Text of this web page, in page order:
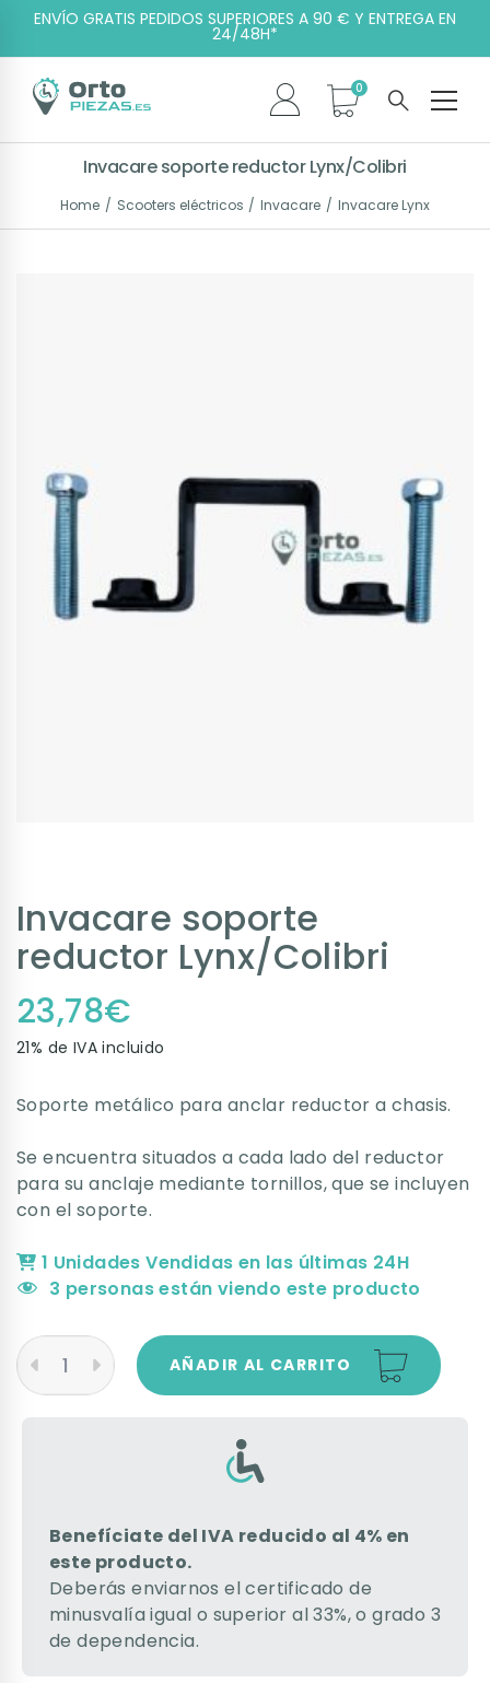
ENVÍO GRATIS PEDIDOS SUPERIORES A 90 € Y ENTREGA EN
24/48H*
Invacare soporte reductor Lynx/Colibri
Home Scooters eléctricos Invacare Invacare Lynx
Invacare soporte
reductor Lynx/Colibri
23,78€
21% de IVA incluido
Soporte metálico para anclar reductor a chasis.
Se encuentra situados a cada lado del reductor
para su anclaje mediante tornillos, que se incluyen
con el soporte.
1 Unidades Vendidas en las últimas 24H
3 personas están viendo este producto
AÑADIR AL CARRITO
Benefíciate del IVA reducido al 4% en
este producto.
Deberás enviarnos el certificado de
minusvalía igual o superior al 33%, o grado 3
de dependencia.